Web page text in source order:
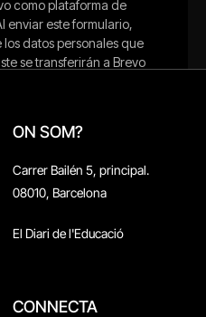
ON SOM?
Carrer Bailén 5, principal.
08010, Barcelona
El Diari de l'Educació
CONNECTA